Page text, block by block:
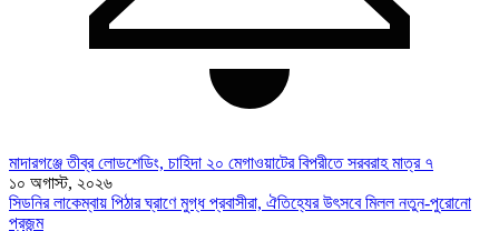
মাদারগঞ্জে তীব্র লোডশেডিং, চাহিদা ২০ মেগাওয়াটের বিপরীতে সরবরাহ মাত্র ৭
১০ অগাস্ট, ২০২৬
সিডনির লাকেম্বায় পিঠার ঘ্রাণে মুগ্ধ প্রবাসীরা, ঐতিহ্যের উৎসবে মিলল নতুন-পুরোনো
প্রজন্ম